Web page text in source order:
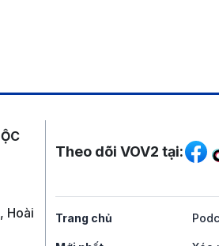
Hoài
Mạng xã hội
Theo dõi VOV2 tại:
Trang chủ